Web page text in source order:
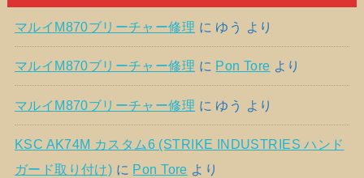
マルイM870ブリーチャー修理 に ゆう より
マルイM870ブリーチャー修理 に Pon Tore より
マルイM870ブリーチャー修理 に ゆう より
KSC AK74M カスタム6 (STRIKE INDUSTRIES ハンド
ガード取り付け) に Pon Tore より